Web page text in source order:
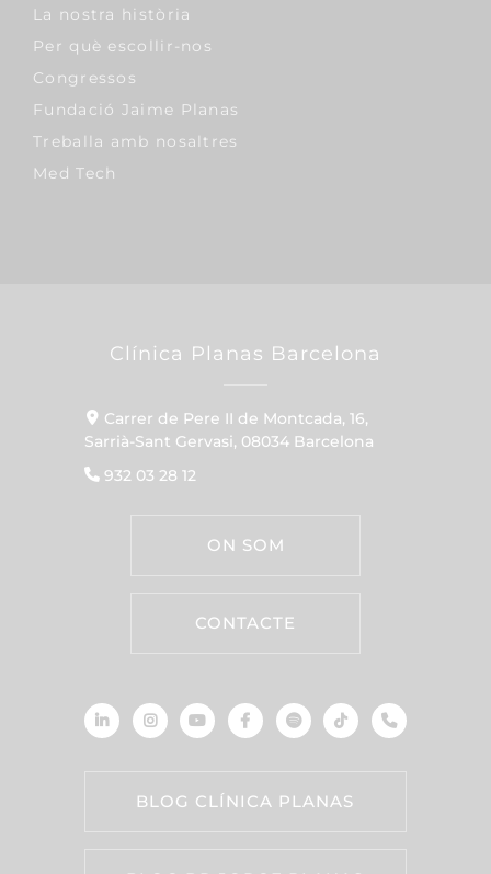
La nostra història
Per què escollir-nos
Congressos
Fundació Jaime Planas
Treballa amb nosaltres
Med Tech
Clínica Planas Barcelona
Carrer de Pere II de Montcada, 16,
Sarrià-Sant Gervasi, 08034 Barcelona
932 03 28 12
ON SOM
CONTACTE
BLOG CLÍNICA PLANAS